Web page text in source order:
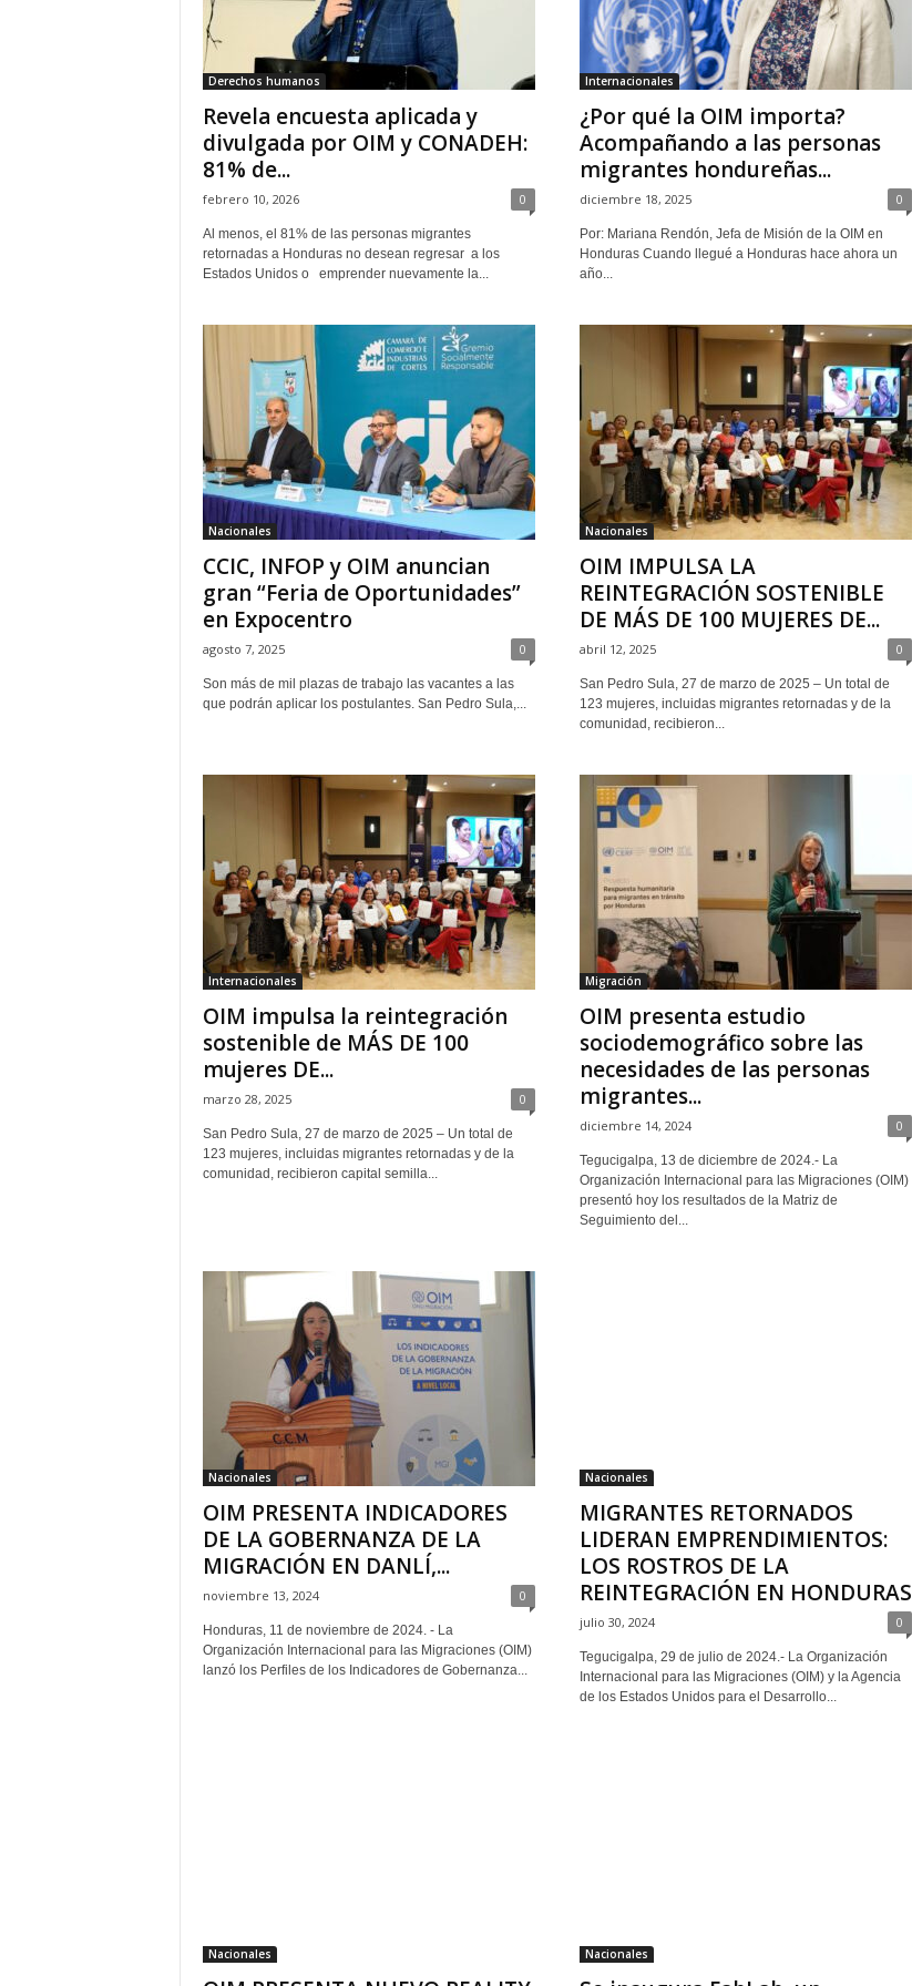
Derechos humanos
Revela encuesta aplicada y
divulgada por OIM y CONADEH:
81% de...
febrero 10, 2026 0
Al menos, el 81% de las personas migrantes
retornadas a Honduras no desean regresar a los
Estados Unidos o emprender nuevamente la...
Internacionales
¿Por qué la OIM importa?
Acompañando a las personas
migrantes hondureñas...
diciembre 18, 2025 0
Por: Mariana Rendón, Jefa de Misión de la OIM en
Honduras Cuando llegué a Honduras hace ahora un
año...
Nacionales
CCIC, INFOP y OIM anuncian
gran “Feria de Oportunidades”
en Expocentro
agosto 7, 2025 0
Son más de mil plazas de trabajo las vacantes a las
que podrán aplicar los postulantes. San Pedro Sula,...
Nacionales
OIM IMPULSA LA
REINTEGRACIÓN SOSTENIBLE
DE MÁS DE 100 MUJERES DE...
abril 12, 2025 0
San Pedro Sula, 27 de marzo de 2025 – Un total de
123 mujeres, incluidas migrantes retornadas y de la
comunidad, recibieron...
Internacionales
OIM impulsa la reintegración
sostenible de MÁS DE 100
mujeres DE...
marzo 28, 2025 0
San Pedro Sula, 27 de marzo de 2025 – Un total de
123 mujeres, incluidas migrantes retornadas y de la
comunidad, recibieron capital semilla...
Migración
OIM presenta estudio
sociodemográfico sobre las
necesidades de las personas
migrantes...
diciembre 14, 2024 0
Tegucigalpa, 13 de diciembre de 2024.- La
Organización Internacional para las Migraciones (OIM)
presentó hoy los resultados de la Matriz de
Seguimiento del...
Nacionales
OIM PRESENTA INDICADORES
DE LA GOBERNANZA DE LA
MIGRACIÓN EN DANLÍ,...
noviembre 13, 2024 0
Honduras, 11 de noviembre de 2024. - La
Organización Internacional para las Migraciones (OIM)
lanzó los Perfiles de los Indicadores de Gobernanza...
Nacionales
MIGRANTES RETORNADOS
LIDERAN EMPRENDIMIENTOS:
LOS ROSTROS DE LA
REINTEGRACIÓN EN HONDURAS
julio 30, 2024 0
Tegucigalpa, 29 de julio de 2024.- La Organización
Internacional para las Migraciones (OIM) y la Agencia
de los Estados Unidos para el Desarrollo...
Nacionales Nacionales